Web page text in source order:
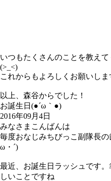
いつもたくさんのことを教え
(>_<)
これからもよろしくお願いしま
以上、森谷からでした！
お誕生日(●´ω｀●)
2016年09月4日
みなさまこんばんは
毎度おなじみちびっこ副隊長
ω・´)
最近、お誕生日ラッシュです
しいことですね